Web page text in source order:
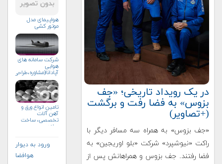
در یک رویداد تاریخی؛ «جف
بزوس» به فضا رفت و برگشت
(+تصاویر)
«جف بزوس» به همراه سه مسافر دیگر با
راکت «نیوشپرد» شرکت «بلو اوریجین» به
فضا رفتند. جف بزوس و همراهانش پس از
هواپیمای مدل
موتور کشی
شرکت سامانه های
هوایی
تامین انواع ورق و
آهن آلات
تخصصی، ساخت
سازه
ورود به دیوار
هوافضا